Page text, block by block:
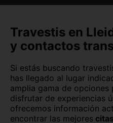
Burgos
Cádiz
Cantabria
Ceuta
Córdoba
Girona
Travestis en
y contactos
Si estás buscando
has llegado al lugar
amplia gama de opciones
disfrutar de experiencias
ofrecemos información
encontrar las mejores